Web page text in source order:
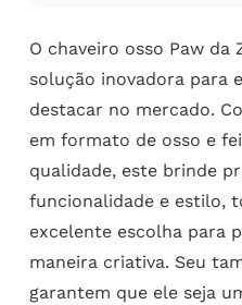
O chaveiro osso Paw da
solução inovadora para
destacar no mercado.
em formato de osso e
qualidade, este brinde
funcionalidade e estilo,
excelente escolha para
maneira criativa. Seu
garantem que ele seja